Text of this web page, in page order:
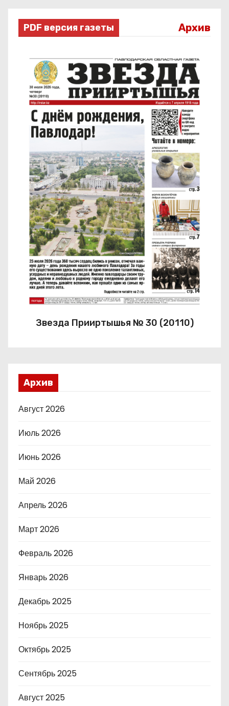
PDF версия газеты Архив
Звезда Прииртышья № 30 (20110)
Архив
Август 2026
Июль 2026
Июнь 2026
Май 2026
Апрель 2026
Март 2026
Февраль 2026
Январь 2026
Декабрь 2025
Ноябрь 2025
Октябрь 2025
Сентябрь 2025
Август 2025